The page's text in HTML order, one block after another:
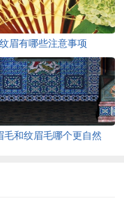
纹眉有哪些注意事项
毛和纹眉毛哪个更自然